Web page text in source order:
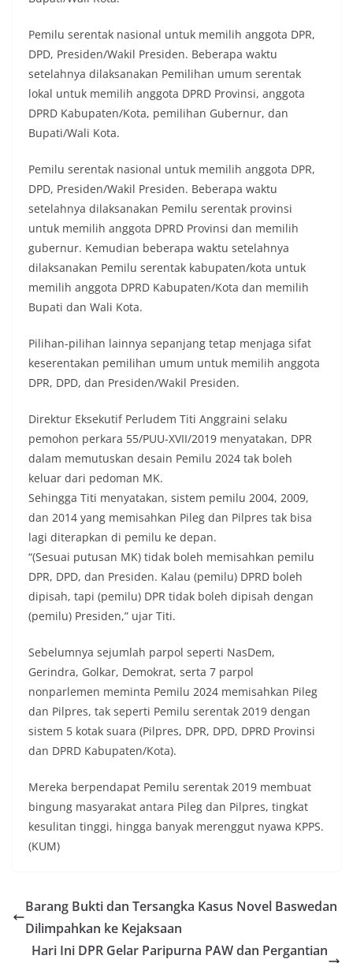
Pemilu serentak nasional untuk memilih anggota DPR,
DPD, Presiden/Wakil Presiden. Beberapa waktu
setelahnya dilaksanakan Pemilihan umum serentak
lokal untuk memilih anggota DPRD Provinsi, anggota
DPRD Kabupaten/Kota, pemilihan Gubernur, dan
Bupati/Wali Kota.
Pemilu serentak nasional untuk memilih anggota DPR,
DPD, Presiden/Wakil Presiden. Beberapa waktu
setelahnya dilaksanakan Pemilu serentak provinsi
untuk memilih anggota DPRD Provinsi dan memilih
gubernur. Kemudian beberapa waktu setelahnya
dilaksanakan Pemilu serentak kabupaten/kota untuk
memilih anggota DPRD Kabupaten/Kota dan memilih
Bupati dan Wali Kota.
Pilihan-pilihan lainnya sepanjang tetap menjaga sifat
keserentakan pemilihan umum untuk memilih anggota
DPR, DPD, dan Presiden/Wakil Presiden.
Direktur Eksekutif Perludem Titi Anggraini selaku
pemohon perkara 55/PUU-XVII/2019 menyatakan, DPR
dalam memutuskan desain Pemilu 2024 tak boleh
keluar dari pedoman MK.
Sehingga Titi menyatakan, sistem pemilu 2004, 2009,
dan 2014 yang memisahkan Pileg dan Pilpres tak bisa
lagi diterapkan di pemilu ke depan.
“(Sesuai putusan MK) tidak boleh memisahkan pemilu
DPR, DPD, dan Presiden. Kalau (pemilu) DPRD boleh
dipisah, tapi (pemilu) DPR tidak boleh dipisah dengan
(pemilu) Presiden,” ujar Titi.
Sebelumnya sejumlah parpol seperti NasDem,
Gerindra, Golkar, Demokrat, serta 7 parpol
nonparlemen meminta Pemilu 2024 memisahkan Pileg
dan Pilpres, tak seperti Pemilu serentak 2019 dengan
sistem 5 kotak suara (Pilpres, DPR, DPD, DPRD Provinsi
dan DPRD Kabupaten/Kota).
Mereka berpendapat Pemilu serentak 2019 membuat
bingung masyarakat antara Pileg dan Pilpres, tingkat
kesulitan tinggi, hingga banyak merenggut nyawa KPPS.
(KUM)
Barang Bukti dan Tersangka Kasus Novel Baswedan
Dilimpahkan ke Kejaksaan
Hari Ini DPR Gelar Paripurna PAW dan Pergantian